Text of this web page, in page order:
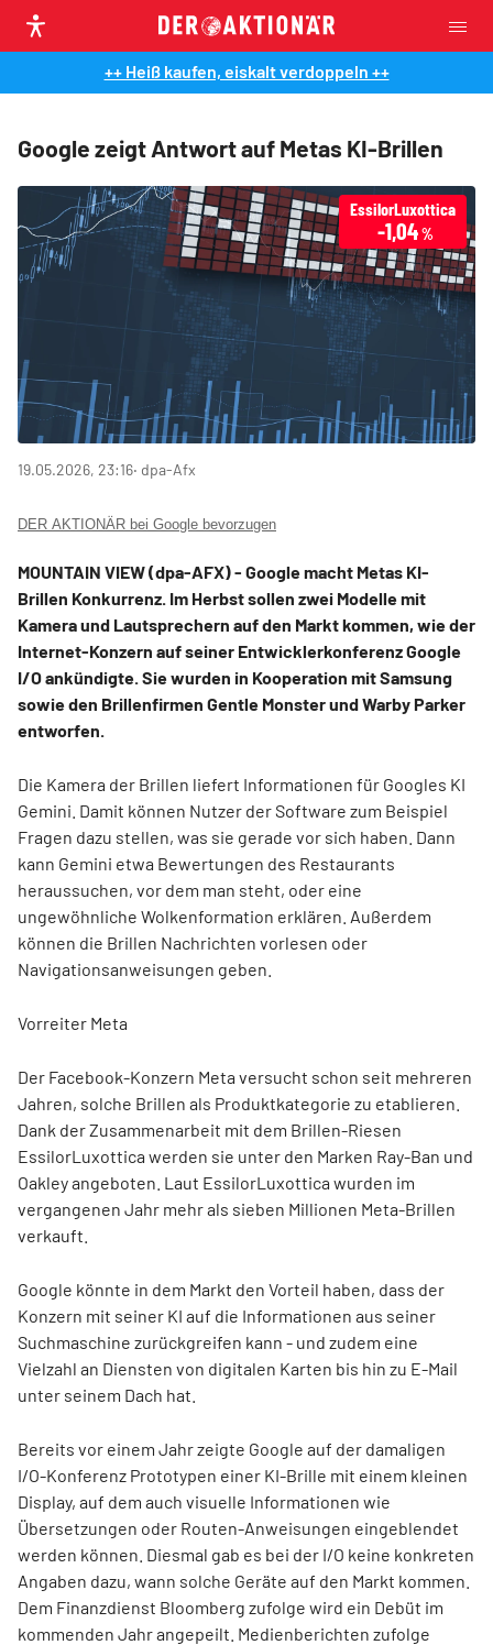
++ Heiß kaufen, eiskalt verdoppeln ++
Google zeigt Antwort auf Metas KI-Brillen
EssilorLuxottica
-1,04 %
19.05.2026, 23:16‧ dpa-Afx
DER AKTIONÄR bei Google bevorzugen
MOUNTAIN VIEW (dpa-AFX) - Googlemacht Metas KI-
Brillen Konkurrenz. Im Herbst sollen zwei Modelle mit
Kamera und Lautsprechern auf den Markt kommen, wie der
Internet-Konzern auf seiner Entwicklerkonferenz Google
I/O ankündigte. Sie wurden in Kooperation mit Samsung
sowie den Brillenfirmen Gentle Monster und Warby Parker
entworfen.
Die Kamera der Brillen liefert Informationen für Googles KI
Gemini. Damit können Nutzer der Software zum Beispiel
Fragen dazu stellen, was sie gerade vor sich haben. Dann
kann Gemini etwa Bewertungen des Restaurants
heraussuchen, vor dem man steht, oder eine
ungewöhnliche Wolkenformation erklären. Außerdem
können die Brillen Nachrichten vorlesen oder
Navigationsanweisungen geben.
Vorreiter Meta
Der Facebook-Konzern Meta versucht schon seit mehreren
Jahren, solche Brillen als Produktkategorie zu etablieren.
Dank der Zusammenarbeit mit dem Brillen-Riesen
EssilorLuxottica werden sie unter den Marken Ray-Ban und
Oakley angeboten. Laut EssilorLuxottica wurden im
vergangenen Jahr mehr als sieben Millionen Meta-Brillen
verkauft.
Google könnte in dem Markt den Vorteil haben, dass der
Konzern mit seiner KI auf die Informationen aus seiner
Suchmaschine zurückgreifen kann - und zudem eine
Vielzahl an Diensten von digitalen Karten bis hin zu E-Mail
unter seinem Dach hat.
Bereits vor einem Jahr zeigte Google auf der damaligen
I/O-Konferenz Prototypen einer KI-Brille mit einem kleinen
Display, auf dem auch visuelle Informationen wie
Übersetzungen oder Routen-Anweisungen eingeblendet
werden können. Diesmal gab es bei der I/O keine konkreten
Angaben dazu, wann solche Geräte auf den Markt kommen.
Dem Finanzdienst Bloomberg zufolge wird ein Debüt im
kommenden Jahr angepeilt. Medienberichten zufolge